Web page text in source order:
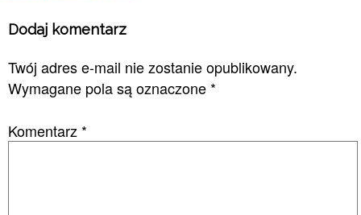
Dodaj komentarz
Twój adres e-mail nie zostanie opublikowany.
Wymagane pola są oznaczone *
Komentarz *